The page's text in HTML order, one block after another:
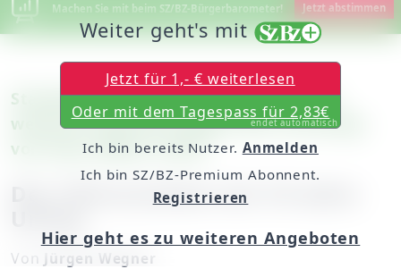
Machen Sie mit beim SZ/BZ-Bürgerbarometer! Jetzt abstimmen
Standpunkt: Die Unfallstatistik ist ein
weiteres Argument gegen den Vorschlag
von Peter Bleser (CDU)
Der Führerschein mit 16 wäre
Von Jürgen Wegner
Weiter geht's mit
Jetzt für 1,- € weiterlesen
Oder mit dem Tagespass für 2,83€
endet automatisch
Ich bin bereits Nutzer. Anmelden
Ich bin SZ/BZ-Premium Abonnent.
Registrieren
Hier geht es zu weiteren Angeboten